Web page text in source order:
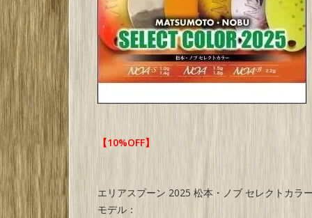
【10%OFF】
エリアスプーン 2025 松本・ノブ セレクトカラ
モデル：